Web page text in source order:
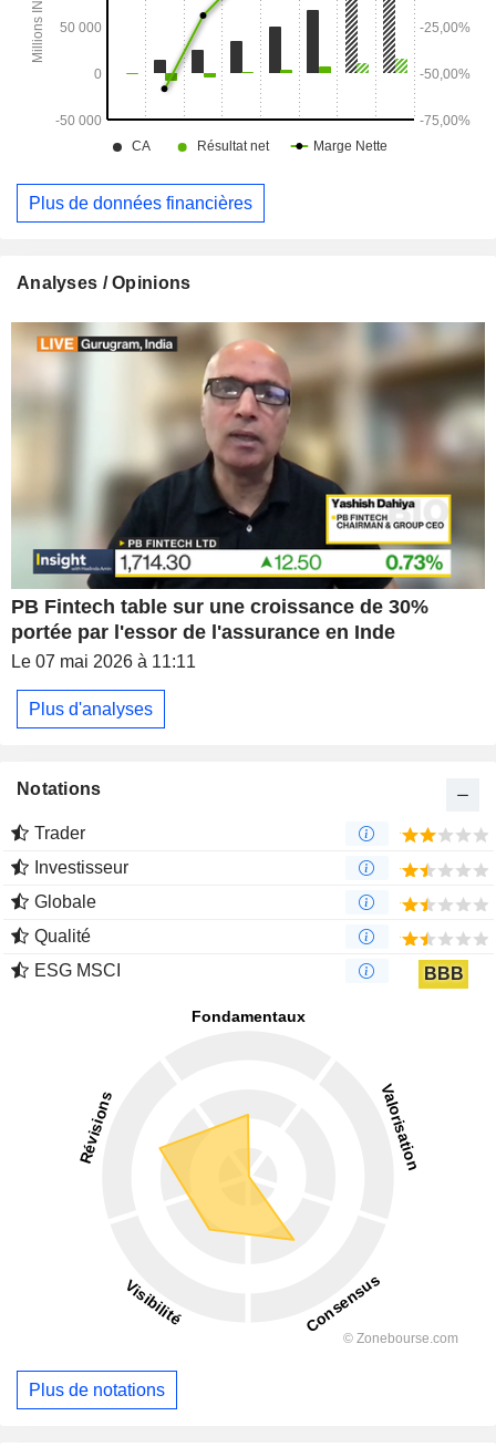
Plus de données financières
Analyses / Opinions
PB Fintech table sur une croissance de 30%
portée par l'essor de l'assurance en Inde
Le 07 mai 2026 à 11:11
Plus d'analyses
Notations
Trader
Investisseur
Globale
Qualité
ESG MSCI
BBB
Plus de notations